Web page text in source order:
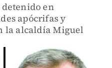
en
apócrifas y
la alcaldía Miguel